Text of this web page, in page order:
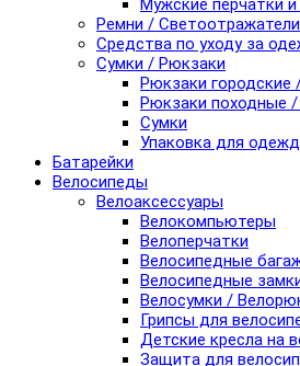
Мужские перчатки
Ремни /
Средства по уходу за
Сумки / Рюкзаки
Рюкзаки городские
Рюкзаки походные /
Сумки
Упаковка для
Батарейки
Велосипеды
Велоаксессуары
Велокомпьютеры
Велоперчатки
Велосипедные
Велосипедные
Велосумки /
Грипсы для
Детские кресла на
Защита для